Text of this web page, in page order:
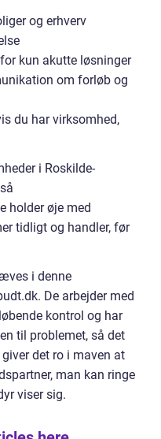
og erhverv
kun akutte løsninger
om forløb og
du har virksomhed,
i Roskilde-
holder øje med
tidligt og handler, før
i denne
De arbejder med
kontrol og har
til problemet, så det
det ro i maven at
man kan ringe
viser sig.